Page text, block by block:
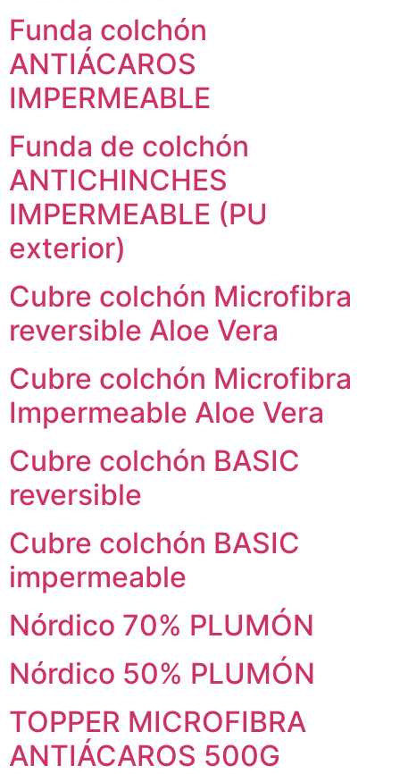
Funda colchón
ANTIÁCAROS
IMPERMEABLE
Funda de colchón
ANTICHINCHES
IMPERMEABLE (PU
exterior)
Cubre colchón Microfibra
reversible Aloe Vera
Cubre colchón Microfibra
Impermeable Aloe Vera
Cubre colchón BASIC
reversible
Cubre colchón BASIC
impermeable
Nórdico 70% PLUMÓN
Nórdico 50% PLUMÓN
TOPPER MICROFIBRA
ANTIÁCAROS 500G